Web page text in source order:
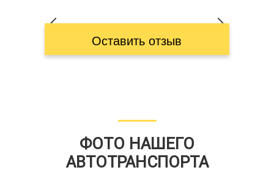
Оставить отзыв
ФОТО НАШЕГО
АВТОТРАНСПОРТА